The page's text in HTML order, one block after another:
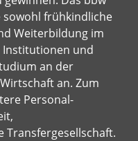
frühkindliche
Weiterbildung im
und
an der
an. Zum
Personal-
Transfergesellschaft.